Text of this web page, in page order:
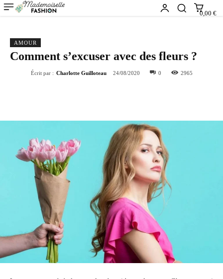
0,00 €
AMOUR
Comment s’excuser avec des fleurs ?
Écrit par : Charlotte Guilloteau 24/08/2020 0 2965